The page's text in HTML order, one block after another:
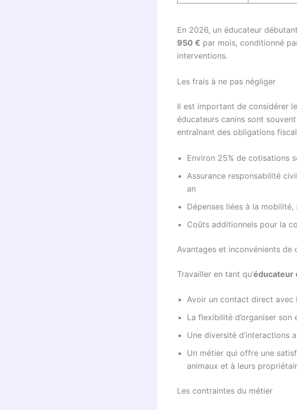
En 2026, un éducateur
950 € par mois, conditionné
interventions.
Les frais à ne pas négliger
Il est important de considérer
éducateurs canins sont
entraînant des obligations
Environ 25% de cotisations
Assurance responsabilité
an
Dépenses liées à la
Coûts additionnels pour la
Avantages et inconvénients de
Travailler en tant qu’éducateur
Avoir un contact direct avec
La flexibilité d’organiser son
Une diversité d’interactions
Un métier qui offre une
animaux et à leurs
Les contraintes du métier